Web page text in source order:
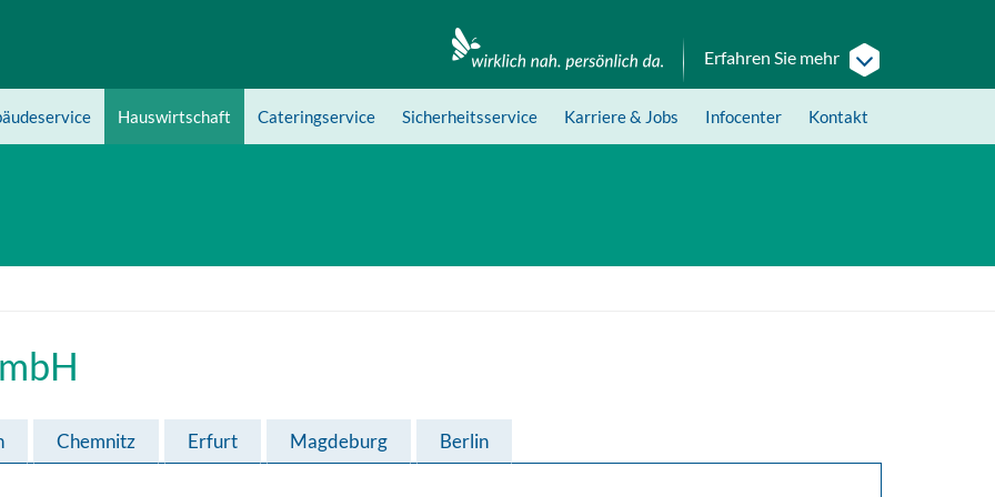
Erfahren Sie mehr
Hauswirtschaft Cateringservice Sicherheitsservice Karriere& Jobs Infocenter Kontakt
Chemnitz Erfurt Magdeburg Berlin